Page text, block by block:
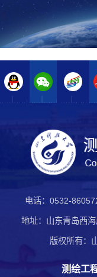
电话：0532-
地址：山东青岛西
版权所有：
测绘工